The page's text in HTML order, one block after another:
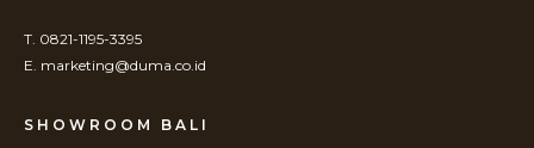
T. 0821-1195-3395
E. marketing@duma.co.id
SHOWROOM BALI